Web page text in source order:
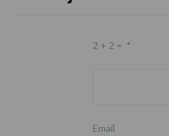
2 + 2 = *
Email